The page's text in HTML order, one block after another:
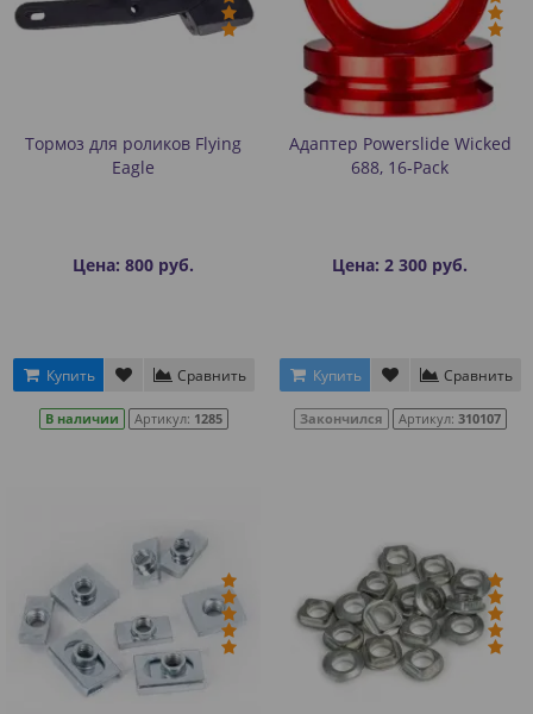
Тормоз для роликов Flying
Eagle
Цена: 800 руб.
Купить Сравнить
В наличии Артикул: 1285
Адаптер Powerslide Wicked
688, 16-Pack
Цена: 2 300 руб.
Купить Сравнить
Закончился Артикул: 310107